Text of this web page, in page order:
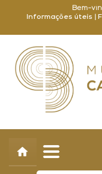
Bem-
Informações úteis